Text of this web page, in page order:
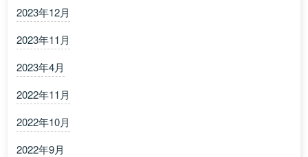
2023年12月
2023年11月
2023年4月
2022年11月
2022年10月
2022年9月